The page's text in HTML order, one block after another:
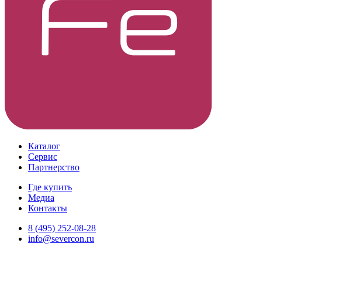
Каталог
Сервис
Партнерство
Где купить
Медиа
Контакты
8 (495) 252-08-28
info@severcon.ru